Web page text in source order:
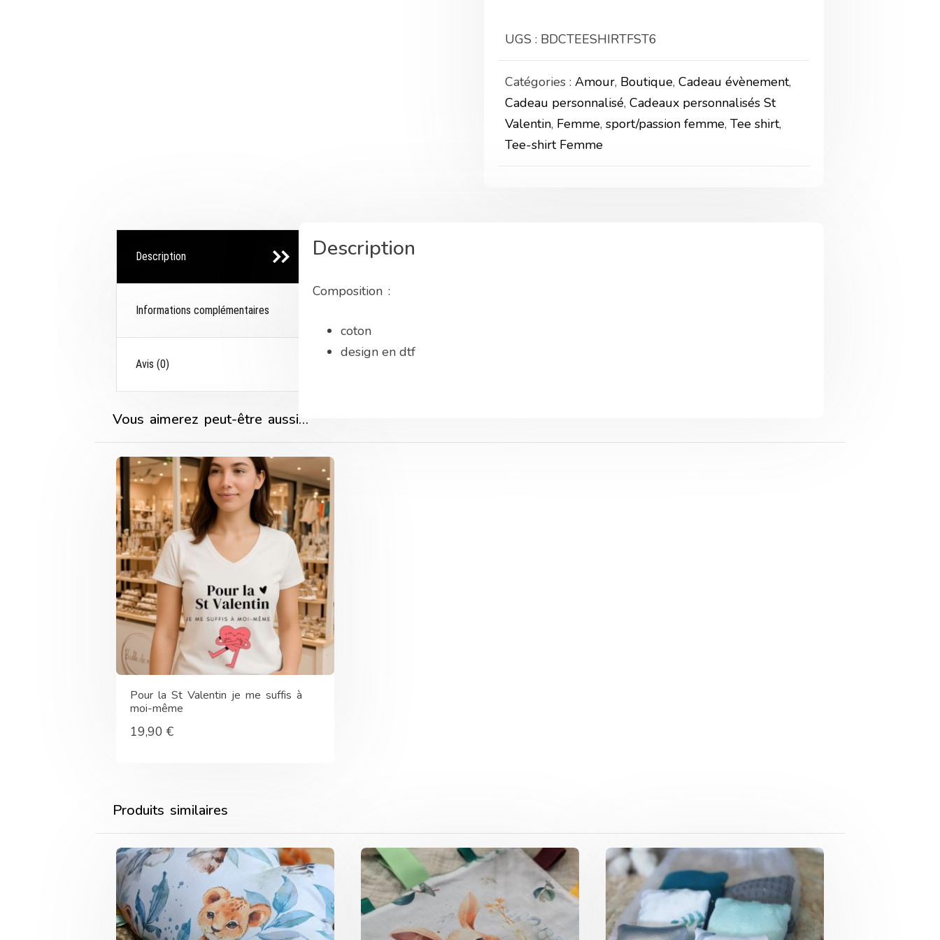
comme
photos..."
UGS : BDCTEESHIRTFST6
Catégories :Amour, Boutique,Cadeau évènement,
Cadeau personnalisé,Cadeaux personnalisés St
Valentin, Femme,sport/passion femme,Tee shirt,
Tee-shirt Femme
Description
Informations complémentaires
Avis (0)
Description
Composition :
coton
design en dtf
Vous aimerez peut-être aussi…
Pour la St Valentin je me suffis à
moi-même
19,90€
Produits similaires